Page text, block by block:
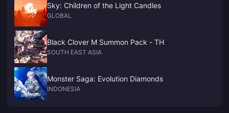
Sky: Children of the Light Candles
GLOBAL
Black Clover M Summon Pack - TH
SOUTH EAST ASIA
Monster Saga: Evolution Diamonds
INDONESIA